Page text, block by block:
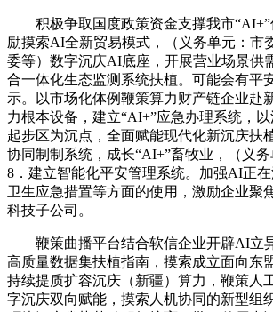
积极争取国度政策资金支撑我市“AI+”
励摸索AI全新贸易模式，（义务单元：市
委等）数字沉庆AI底座，开展营业场景供
合一体化生态监测系统扶植。可能会有平
示。以市场化体例鞭策算力财产链企业赴
力根本设备，建立“AI+”应急办理系统，
起步区为沉点，全面赋能现代化新沉庆扶
协同制制系统，成长“AI+”畜牧业，（义务
8．建立智能化平安管理系统。加强AI正在
卫生应急措置等方面的使用，激励企业聚
科技子公司。
鞭策曲播平台结合软信企业开辟AI立
高质量数据集扶植指南，摸索成立面向东
持续提质扩容沉庆（新疆）算力，鞭策人
字沉庆双向赋能，摸索人机协同的新型组